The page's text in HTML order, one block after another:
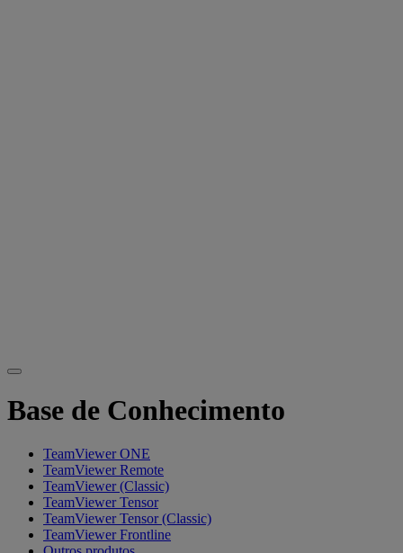
Base de Conhecimento
TeamViewer ONE
TeamViewer Remote
TeamViewer (Classic)
TeamViewer Tensor
TeamViewer Tensor (Classic)
TeamViewer Frontline